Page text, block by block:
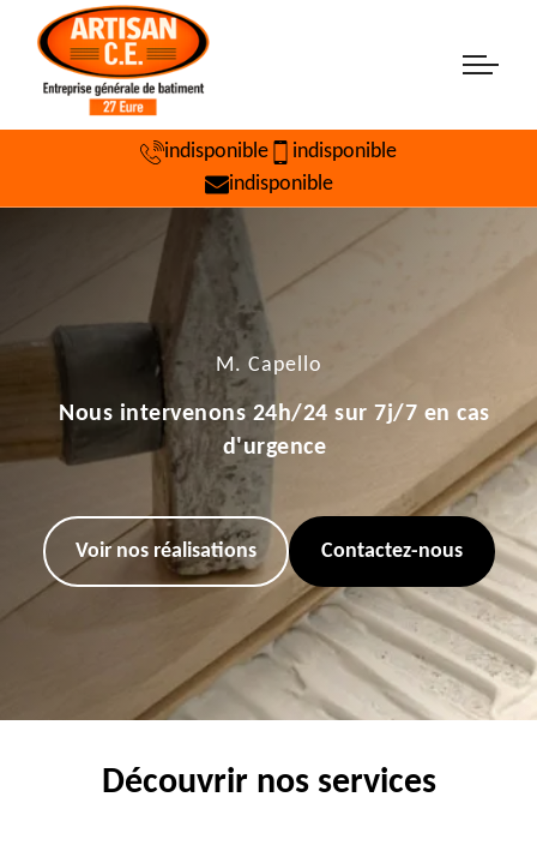
indisponible
indisponible
indisponible
M. Capello
Nous intervenons 24h/24 sur 7j/7 en cas
d'urgence
Voir nos réalisations Contactez-nous
Découvrir nos services